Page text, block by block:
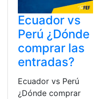
Ecuador vs
Perú ¿Dónde
comprar las
entradas?
Ecuador vs Perú
¿Dónde comprar